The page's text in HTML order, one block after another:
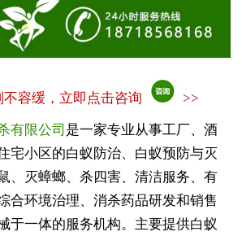
不容缓，立即点击咨询 >>
有限公司 是一家专业从事工厂、酒
宅小区的白蚁防治、白蚁预防与灭
、灭蟑螂、杀四害、清洁服务、有
合环境治理、消杀药品研发和销售
于一体的服务机构。主要提供白蚁